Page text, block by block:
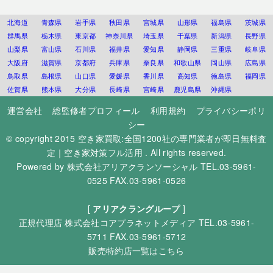
北海道 青森県 岩手県 秋田県 宮城県 山形県 福島県
茨城県
群馬県
栃木県 東京都 神奈川県 埼玉県 千葉県 新潟県
長野県
山梨県
富山県 石川県 福井県 愛知県 静岡県 三重県
岐阜県
大阪府
滋賀県 京都府 兵庫県 奈良県 和歌山県 岡山県
広島県
鳥取県
島根県 山口県 愛媛県 香川県 高知県 徳島県
福岡県
佐賀県
熊本県 大分県 長崎県 宮崎県 鹿児島県 沖縄県
運営会社 総監修者プロフィール 利用規約
プライバシーポリ
シー
© copyright 2015 空き家買取:全国1200社の専門業者が即日無料査
定｜空き家対策フル活用 . All rights reserved.
Powered by 株式会社アリアクランソーシャル TEL.03-5961-
0525 FAX.03-5961-0526
[ アリアクラングループ]
正規代理店株式会社コアプラネットメディア TEL.03-5961-
5711 FAX.03-5961-5712
販売特約店一覧はこちら